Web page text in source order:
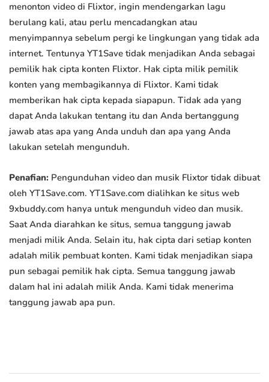
menonton video di Flixtor, ingin mendengarkan lagu
berulang kali, atau perlu mencadangkan atau
menyimpannya sebelum pergi ke lingkungan yang tidak ada
internet. Tentunya YT1Save tidak menjadikan Anda sebagai
pemilik hak cipta konten Flixtor. Hak cipta milik pemilik
konten yang membagikannya di Flixtor. Kami tidak
memberikan hak cipta kepada siapapun. Tidak ada yang
dapat Anda lakukan tentang itu dan Anda bertanggung
jawab atas apa yang Anda unduh dan apa yang Anda
lakukan setelah mengunduh.
Penafian: Pengunduhan video dan musik Flixtor tidak dibuat
oleh YT1Save.com. YT1Save.com dialihkan ke situs web
9xbuddy.com hanya untuk mengunduh video dan musik.
Saat Anda diarahkan ke situs, semua tanggung jawab
menjadi milik Anda. Selain itu, hak cipta dari setiap konten
adalah milik pembuat konten. Kami tidak menjadikan siapa
pun sebagai pemilik hak cipta. Semua tanggung jawab
dalam hal ini adalah milik Anda. Kami tidak menerima
tanggung jawab apa pun.